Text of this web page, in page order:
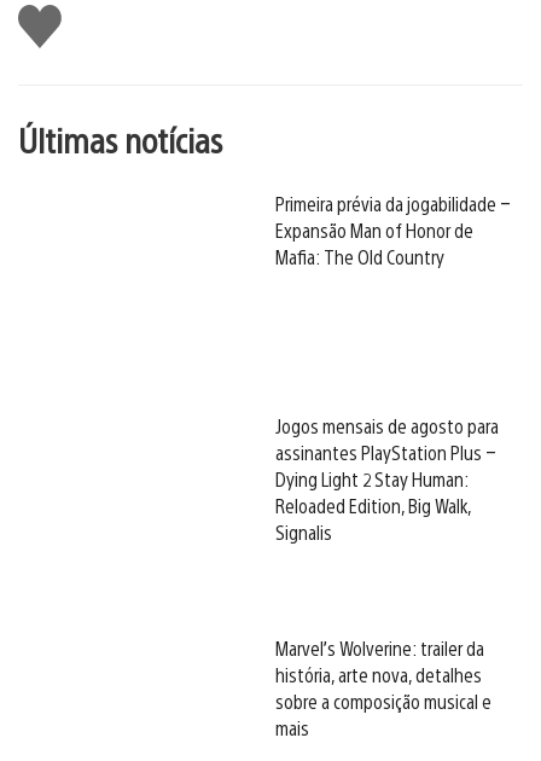
Curtir
Últimas notícias
Primeira prévia da jogabilidade –
Expansão Man of Honor de
Mafia: The Old Country
Jogos mensais de agosto para
assinantes PlayStation Plus –
Dying Light 2 Stay Human:
Reloaded Edition, Big Walk,
Signalis
Marvel’s Wolverine: trailer da
história, arte nova, detalhes
sobre a composição musical e
mais